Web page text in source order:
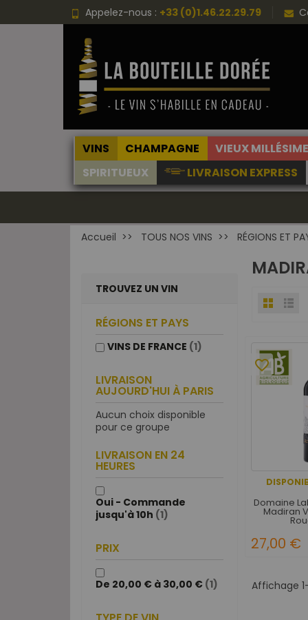
Appelez-nous : +33 (0)1.46.22.29.79
VINS CHAMPAGNE VIEUX
SPIRITUEUX
LIVRAISON EXPRESS
Accueil TOUS NOS VINS RÉGIONS ET
TROUVEZ UN VIN
RÉGIONS ET PAYS
VINS DE FRANCE (1)
LIVRAISON
AUJOURD'HUI À PARIS
Aucun choix disponible
pour ce groupe
LIVRAISON EN 24
HEURES
Oui - Commande
jusqu'à 10h (1)
PRIX
De 20,00 € à 30,00 € (1)
favorite_border
Domaine
Madiran
27,00 €
Affichage